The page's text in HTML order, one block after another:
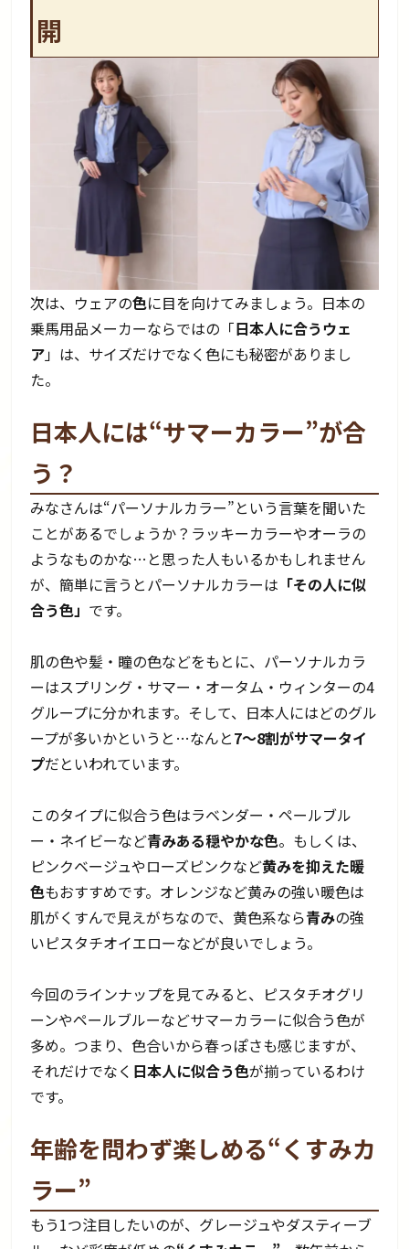
開
次は、ウェアの色に目を向けてみましょう。日本の
乗馬用品メーカーならではの「日本人に合うウェ
ア」は、サイズだけでなく色にも秘密がありまし
た。
日本人には“サマーカラー”が合
う？
みなさんは“パーソナルカラー”という言葉を聞いた
ことがあるでしょうか？ラッキーカラーやオーラの
ようなものかな…と思った人もいるかもしれません
が、簡単に言うとパーソナルカラーは 「その人に似
合う色」 です。
肌の色や髪・瞳の色などをもとに、パーソナルカラ
ーはスプリング・サマー・オータム・ウィンターの4
グループに分かれます。そして、日本人にはどのグル
ープが多いかというと…なんと7～8割がサマータイ
プだといわれています。
このタイプに似合う色はラベンダー・ペールブル
ー・ネイビーなど青みある穏やかな色。もしくは、
ピンクベージュやローズピンクなど黄みを抑えた暖
色もおすすめです。オレンジなど黄みの強い暖色は
肌がくすんで見えがちなので、黄色系なら青みの強
いピスタチオイエローなどが良いでしょう。
今回のラインナップを見てみると、ピスタチオグリ
ーンやペールブルーなどサマーカラーに似合う色が
多め。つまり、色合いから春っぽさも感じますが、
それだけでなく 日本人に似合う色が揃っているわけ
です。
年齢を問わず楽しめる“くすみカ
ラー”
もう1つ注目したいのが、グレージュやダスティーブ